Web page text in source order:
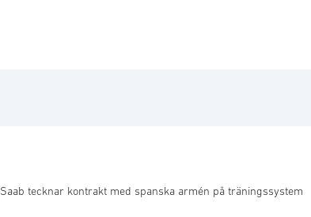
Saab tecknar kontrakt med spanska armén på träningssystem